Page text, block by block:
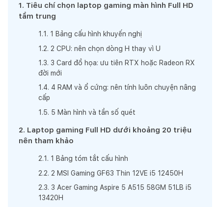
1. Tiêu chí chọn laptop gaming màn hình Full HD
tầm trung
1 .1 . 1 Bảng cấu hình khuyến nghị
1 .2. 2 CPU: nên chọn dòng H thay vì U
1 .3. 3 Card đồ họa: ưu tiên RTX hoặc Radeon RX
đời mới
1 .4. 4 RAM và ổ cứng: nên tính luôn chuyện nâng
cấp
1 .5. 5 Màn hình và tần số quét
2. Laptop gaming Full HD dưới khoảng 20 triệu
nên tham khảo
2.1 . 1 Bảng tóm tắt cấu hình
2.2. 2 MSI Gaming GF63 Thin 12VE i5 12450H
2.3. 3 Acer Gaming Aspire 5 A515 58GM 51LB i5
13420H